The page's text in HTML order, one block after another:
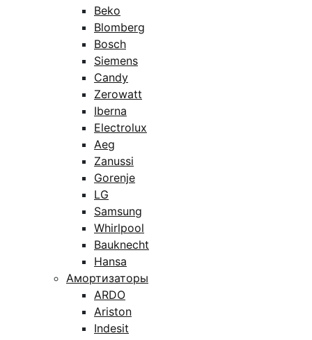
Beko
Blomberg
Bosch
Siemens
Candy
Zerowatt
Iberna
Electrolux
Aeg
Zanussi
Gorenje
LG
Samsung
Whirlpool
Bauknecht
Hansa
Амортизаторы
ARDO
Ariston
Indesit